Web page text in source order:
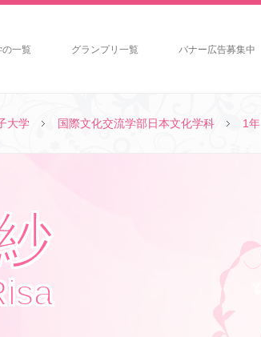
の一覧 グランプリ一覧 バナー広告募集中
大学 国際文化交流学部日本文化学科 1年